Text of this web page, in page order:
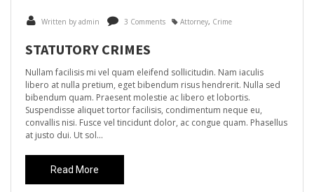
Written by admin 3 Comments Attorney, Crime
STATUTORY CRIMES
Nullam facilisis mi vel quam eleifend sollicitudin. Nam iaculis
libero at nulla pretium, eget bibendum risus hendrerit. Nulla sed
bibendum quam. Praesent molestie ac libero et lobortis.
Suspendisse aliquet tortor facilisis, condimentum neque eu,
convallis nisi. Fusce vel tincidunt dolor, ac congue quam. Phasellus
at justo dui. Ut sol...
Read More